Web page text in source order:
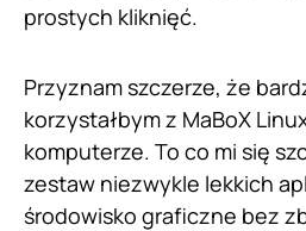
prostych kliknięć.
Przyznam szczerze, że
korzystałbym z MaBoX
komputerze. To co mi się
zestaw niezwykle lekkich
środowisko graficzne bez